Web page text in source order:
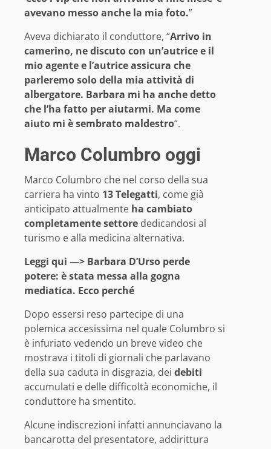
avevano messo anche la mia foto.”
Aveva dichiarato il conduttore, “Arrivo in
camerino, ne discuto con un’autrice e il
mio agente e l’autrice assicura che
parleremo solo della mia attività di
albergatore. Barbara mi ha anche detto
che l’ha fatto per aiutarmi. Ma come
aiuto mi è sembrato maldestro“.
Marco Columbro oggi
Marco Columbro che nel corso della sua
carriera ha vinto 13 Telegatti, come già
anticipato attualmente ha cambiato
completamente settore dedicandosi al
turismo e alla medicina alternativa.
Leggi qui —> Barbara D’Urso perde
potere: è stata messa alla gogna
mediatica. Ecco perché
Dopo essersi reso partecipe di una
polemica accesissima nel quale Columbro si
è infuriato vedendo un breve video che
mostrava i titoli di giornali che parlavano
della sua caduta in disgrazia, dei debiti
accumulati e delle difficoltà economiche, il
conduttore ha smentito.
Alcune indiscrezioni infatti annunciavano la
bancarotta del presentatore, addirittura